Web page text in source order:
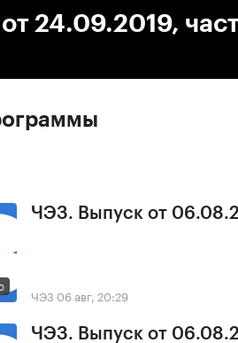
24.09.2019,
ЧЭЗ. Выпуск от
ЧЭЗ 06 авг, 20:29
ЧЭЗ. Выпуск от